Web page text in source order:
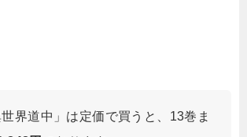
世界道中」は定価で買うと、13巻ま